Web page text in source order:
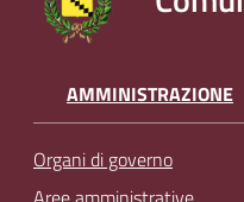
AMMINISTRAZIONE
Organi di governo